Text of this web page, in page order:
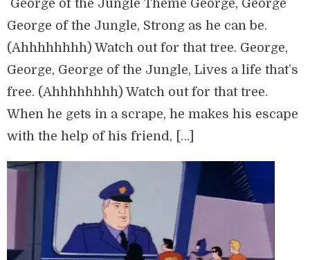
George of the Jungle Theme George, George
George of the Jungle, Strong as he can be.
(Ahhhhhhhh) Watch out for that tree. George,
George, George of the Jungle, Lives a life that’s
free. (Ahhhhhhhh) Watch out for that tree.
When he gets in a scrape, he makes his escape
with the help of his friend, […]